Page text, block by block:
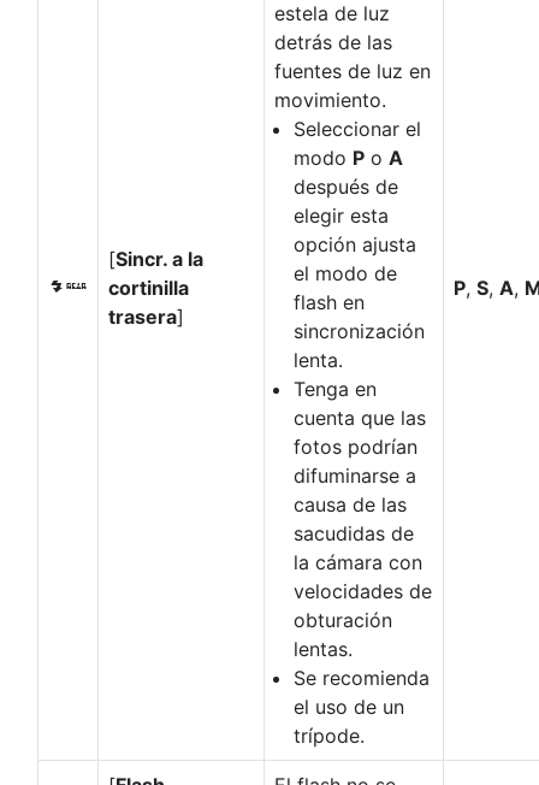
M
[Sincr. a la
cortinilla
trasera]
estela de luz
detrás de las
fuentes de luz en
movimiento.
Seleccionar el
modo P o A
después de
elegir esta
opción ajusta
el modo de
flash en
sincronización
lenta.
Tenga en
cuenta que las
fotos podrían
difuminarse a
causa de las
sacudidas de
la cámara con
velocidades de
obturación
lentas.
Se recomienda
el uso de un
trípode.
P, S, A,